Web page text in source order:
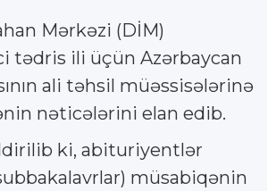
Mərkəzi (DİM)
tədris ili üçün Azərbaycan
ali təhsil müəssisələrinə
nəticələrini elan edib.
ki, abituriyentlər
müsabiqənin